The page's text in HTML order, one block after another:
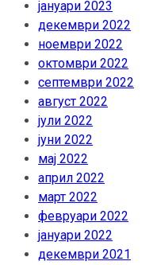
јануари 2023
декември 2022
ноември 2022
октомври 2022
септември 2022
август 2022
јули 2022
јуни 2022
мај 2022
април 2022
март 2022
февруари 2022
јануари 2022
декември 2021